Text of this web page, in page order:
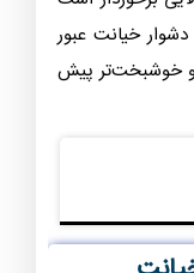
خیانت عبور
و خوشبخت‌تر پیش